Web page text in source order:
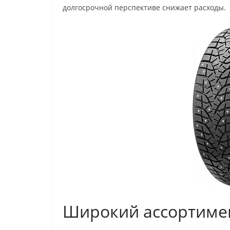
долгосрочной перспективе снижает расходы.
Широкий